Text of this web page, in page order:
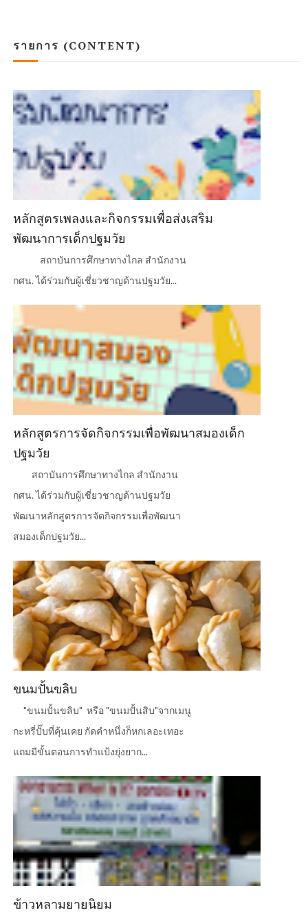
รายการ (CONTENT)
หลักสูตรเพลงและกิจกรรมเพื่อส่งเสริม
พัฒนาการเด็กปฐมวัย
สถาบันการศึกษาทางไกล สำนักงาน
กศน. ได้ร่วมกับผู้เชี่ยวชาญด้านปฐมวัย...
หลักสูตรการจัดกิจกรรมเพื่อพัฒนาสมองเด็ก
ปฐมวัย
สถาบันการศึกษาทางไกล สำนักงาน
กศน. ได้ร่วมกับผู้เชี่ยวชาญด้านปฐมวัย
พัฒนาหลักสูตรการจัดกิจกรรมเพื่อพัฒนา
สมองเด็กปฐมวัย...
ขนมปั้นขลิบ
"ขนมปั้นขลิบ" หรือ "ขนมปั้นสิบ"จากเมนู
กะหรี่ปั๊บที่คุ้นเคย กัดคำหนึ่งก็หกเลอะเทอะ
แถมมีขั้นตอนการทำแป้งยุ่งยาก...
ข้าวหลามยายนิยม